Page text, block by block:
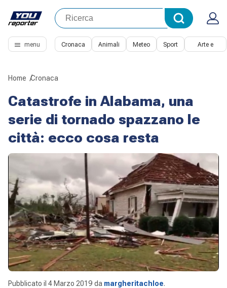
menu Cronaca Animali Meteo Sport Arte e
Home Cronaca
Catastrofe in Alabama, una
serie di tornado spazzano le
città: ecco cosa resta
Pubblicato il 4 Marzo 2019 da margheritachloe.